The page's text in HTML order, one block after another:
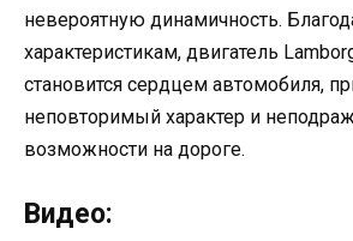
невероятную динамичность.
характеристикам, двигатель
становится сердцем автомобиля,
неповторимый характер и
возможности на дороге.
Видео: